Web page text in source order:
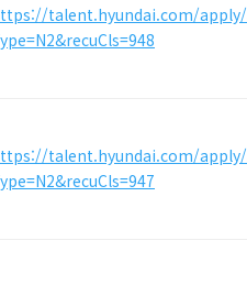
talent.hyundai.com/apply/
talent.hyundai.com/apply/